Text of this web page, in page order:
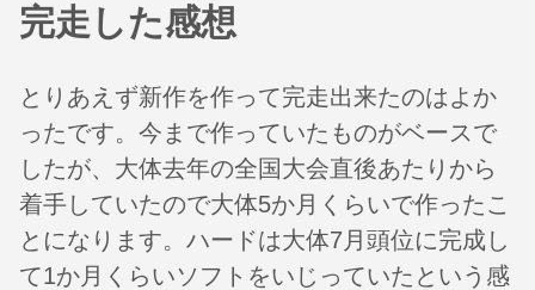
完走した感想
とりあえず新作を作って完走出来たのはよか
ったです。今まで作っていたものがベースで
したが、大体去年の全国大会直後あたりから
着手していたので大体5か月くらいで作ったこ
とになります。ハードは大体7月頭位に完成し
て1か月くらいソフトをいじっていたという感